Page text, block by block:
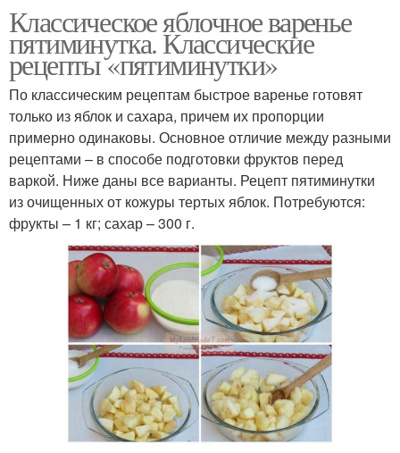
Варения на основе
Классическое яблочное варенье
пятиминутка. Классические
рецепты «пятиминутки»
По классическим рецептам быстрое варенье готовят
только из яблок и сахара, причем их пропорции
примерно одинаковы. Основное отличие между разными
рецептами – в способе подготовки фруктов перед
варкой. Ниже даны все варианты. Рецепт пятиминутки
из очищенных от кожуры тертых яблок. Потребуются:
фрукты – 1 кг; сахар – 300 г.